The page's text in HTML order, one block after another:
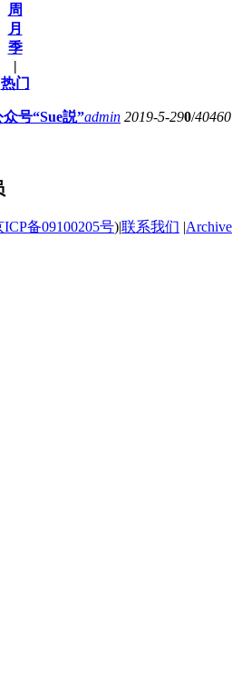
周
月
季
|
热门
号“Sue説”admin 2019-5-290/40460
ICP备09100205号)|联系我们 |